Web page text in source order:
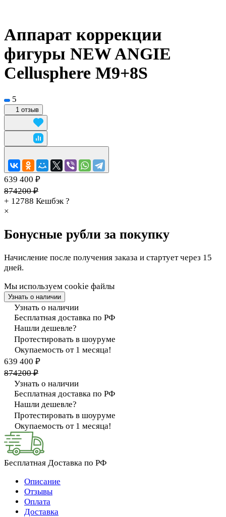
Аппарат коррекции
фигуры NEW ANGIE
Cellusphere M9+8S
5
1 отзыв
639 400 ₽
874200 ₽
+ 12788 Кешбэк ?
×
Бонусные рубли за покупку
Начисление после получения заказа и стартует через 15
дней.
Мы используем cookie файлы
Узнать о наличии
Узнать о наличии
Бесплатная доставка по РФ
Нашли дешевле?
Протестировать в шоуруме
Окупаемость от 1 месяца!
639 400 ₽
874200 ₽
Узнать о наличии
Бесплатная доставка по РФ
Нашли дешевле?
Протестировать в шоуруме
Окупаемость от 1 месяца!
Бесплатная Доставка по РФ
Описание
Отзывы
Оплата
Доставка